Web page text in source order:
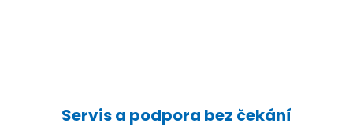
Servis a podpora bez čekání